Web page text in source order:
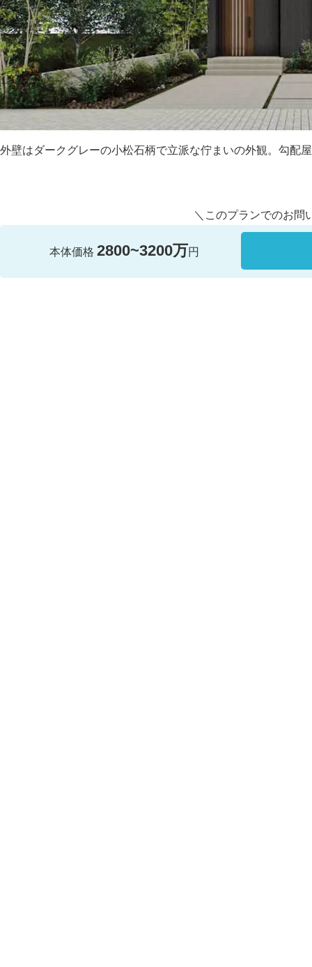
外壁はダークグレーの小松石柄で立派な佇まいの外観。勾配
＼このプランでのお問
本体価格 2800~3200万円